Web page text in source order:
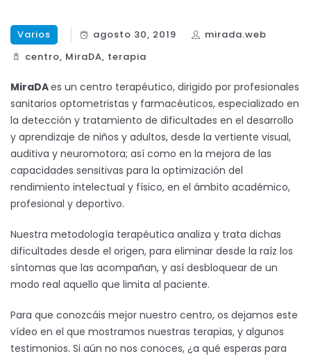
Varios agosto 30, 2019
mirada.web
centro, MiraDA, terapia
MiraDAes un centro terapéutico, dirigido por profesionales
sanitarios optometristas y farmacéuticos, especializado en
la detección y tratamiento de dificultades en el desarrollo
y aprendizaje de niños y adultos, desde la vertiente visual,
auditiva y neuromotora; así como en la mejora de las
capacidades sensitivas para la optimización del
rendimiento intelectual y físico, en el ámbito académico,
profesional y deportivo.
Nuestra metodología terapéutica analiza y trata dichas
dificultades desde el origen, para eliminar desde la raíz los
síntomas que las acompañan, y así desbloquear de un
modo real aquello que limita al paciente.
Para que conozcáis mejor nuestro centro, os dejamos este
vídeo en el que mostramos nuestras terapias, y algunos
testimonios. Si aún no nos conoces, ¿a qué esperas para